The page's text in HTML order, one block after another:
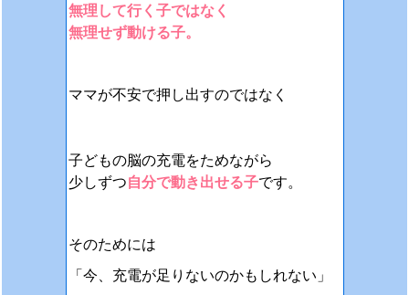
無理して行く子ではなく
無理せず動ける子。
ママが不安で押し出すのではなく
子どもの脳の充電をためながら
少しずつ自分で動き出せる子です。
そのためには
「今、充電が足りないのかもしれない」